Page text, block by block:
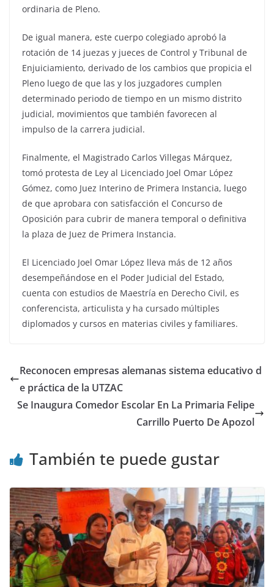
ordinaria de Pleno.
De igual manera, este cuerpo colegiado aprobó la
rotación de 14 juezas y jueces de Control y Tribunal de
Enjuiciamiento, derivado de los cambios que propicia el
Pleno luego de que las y los juzgadores cumplen
determinado periodo de tiempo en un mismo distrito
judicial, movimientos que también favorecen al
impulso de la carrera judicial.
Finalmente, el Magistrado Carlos Villegas Márquez,
tomó protesta de Ley al Licenciado Joel Omar López
Gómez, como Juez Interino de Primera Instancia, luego
de que aprobara con satisfacción el Concurso de
Oposición para cubrir de manera temporal o definitiva
la plaza de Juez de Primera Instancia.
El Licenciado Joel Omar López lleva más de 12 años
desempeñándose en el Poder Judicial del Estado,
cuenta con estudios de Maestría en Derecho Civil, es
conferencista, articulista y ha cursado múltiples
diplomados y cursos en materias civiles y familiares.
Reconocen empresas alemanas sistema educativo d
e práctica de la UTZAC
Se Inaugura Comedor Escolar En La Primaria Felipe
Carrillo Puerto De Apozol
También te puede gustar